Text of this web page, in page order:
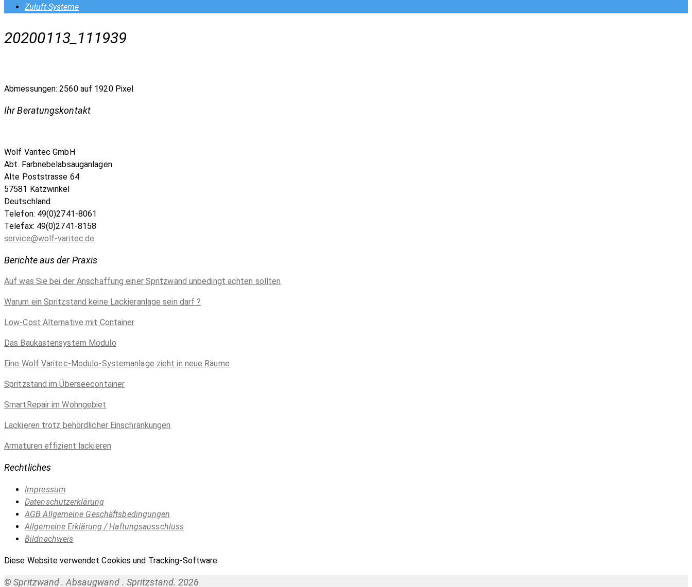
Zuluft-Systeme
20200113_111939
Abmessungen: 2560 auf 1920 Pixel
Ihr Beratungskontakt
Wolf Varitec GmbH
Abt. Farbnebelabsauganlagen
Alte Poststrasse 64
57581 Katzwinkel
Deutschland
Telefon: 49(0)2741-8061
Telefax: 49(0)2741-8158
service@wolf-varitec.de
Berichte aus der Praxis
Auf was Sie bei der Anschaffung einer Spritzwand unbedingt achten sollten
Warum ein Spritzstand keine Lackieranlage sein darf ?
Low-Cost Alternative mit Container
Das Baukastensystem Modulo
Eine Wolf Varitec-Modulo-Systemanlage zieht in neue Räume
Spritzstand im Überseecontainer
SmartRepair im Wohngebiet
Lackieren trotz behördlicher Einschränkungen
Armaturen effizient lackieren
Rechtliches
Impressum
Datenschutzerklärung
AGB Allgemeine Geschäftsbedingungen
Allgemeine Erklärung / Haftungsausschluss
Bildnachweis
Diese Website verwendet Cookies und Tracking-Software
© Spritzwand . Absaugwand . Spritzstand. 2026